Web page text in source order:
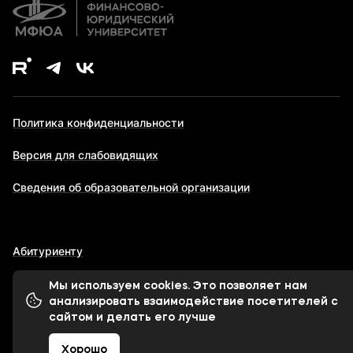
Политика конфиденциальности
Версия для слабовидящих
Сведения об образовательной организации
Абитуриенту
© 1998-2026 Московский финансово-юридический
университет МФЮА
Мы используем cookies. Это позволяет нам
анализировать взаимодействие посетителей с
сайтом и делать его лучше
Хорошо